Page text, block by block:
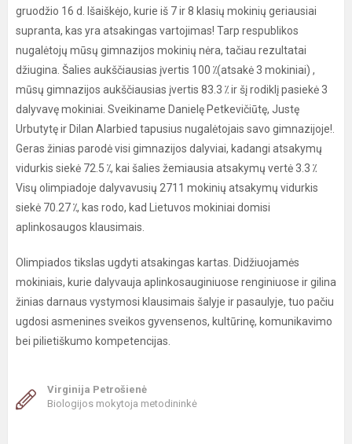
gruodžio 16 d. Išaiškėjo, kurie iš 7 ir 8 klasių mokinių geriausiai
supranta, kas yra atsakingas vartojimas! Tarp respublikos
nugalėtojų mūsų gimnazijos mokinių nėra, tačiau rezultatai
džiugina. Šalies aukščiausias įvertis 100 ⁒(atsakė 3 mokiniai) ,
mūsų gimnazijos aukščiausias įvertis 83.3 ⁒ ir šį rodiklį pasiekė 3
dalyvavę mokiniai. Sveikiname Danielę Petkevičiūtę, Justę
Urbutytę ir Dilan Alarbied tapusius nugalėtojais savo gimnazijoje!.
Geras žinias parodė visi gimnazijos dalyviai, kadangi atsakymų
vidurkis siekė 72.5 ⁒, kai šalies žemiausia atsakymų vertė 3.3 ⁒
Visų olimpiadoje dalyvavusių 2711 mokinių atsakymų vidurkis
siekė 70.27 ⁒, kas rodo, kad Lietuvos mokiniai domisi
aplinkosaugos klausimais.
Olimpiados tikslas ugdyti atsakingas kartas. Didžiuojamės
mokiniais, kurie dalyvauja aplinkosauginiuose renginiuose ir gilina
žinias darnaus vystymosi klausimais šalyje ir pasaulyje, tuo pačiu
ugdosi asmenines sveikos gyvensenos, kultūrinę, komunikavimo
bei pilietiškumo kompetencijas.
Virginija Petrošienė
Biologijos mokytoja metodininkė